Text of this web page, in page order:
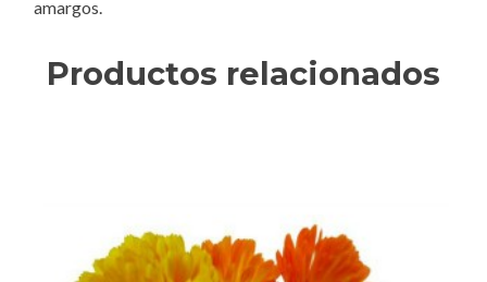
amargos.
Productos relacionados